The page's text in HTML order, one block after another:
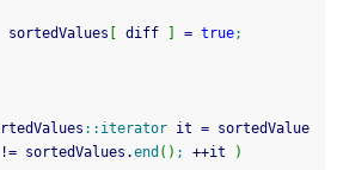
               sortedValues
diff = true;
:: iterator it = sortedValue
!= sortedValues.end ( ) ; ++it
)